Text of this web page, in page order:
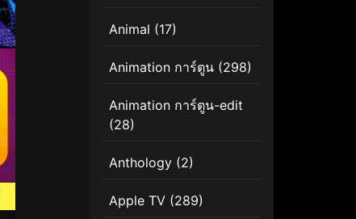
Animal (17)
Animation การ์ตูน (298)
Animation การ์ตูน-edit
(28)
Anthology (2)
Apple TV (289)